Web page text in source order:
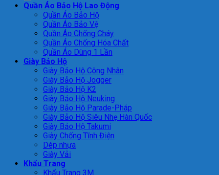
Quần Áo Bảo Hộ Lao Động
Quần Áo Bảo Hộ
Quần Áo Bảo Vệ
Quần Áo Chống Cháy
Quần Áo Chống Hóa Chất
Quần Áo Dùng 1 Lần
Giày Bảo Hộ
Giày Bảo Hộ Công Nhân
Giày Bảo Hộ Jogger
Giày Bảo Hộ K2
Giày Bảo Hộ Neuking
Giày Bảo Hộ Parade-Pháp
Giày Bảo Hộ Siêu Nhẹ Hàn Quốc
Giày Bảo Hộ Takumi
Giày Chống Tĩnh Điện
Dép nhựa
Giày Vải
Khẩu Trang
Khẩu Trang 3M